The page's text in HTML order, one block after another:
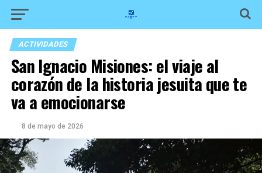
ACTIVIDADES
San Ignacio Misiones: el viaje al
corazón de la historia jesuita que te
va a emocionarse
8 de mayo de 2026